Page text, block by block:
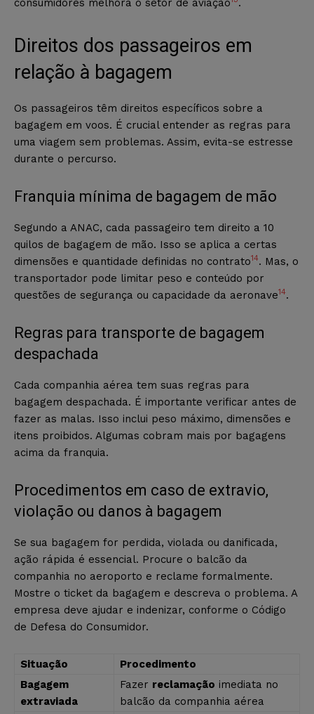
consumidores melhora o setor de aviação
.
Direitos dos passageiros em
relação à bagagem
Os passageiros têm direitos específicos sobre a
bagagem em voos. É crucial entender as regras para
uma viagem sem problemas. Assim, evita-se estresse
durante o percurso.
Franquia mínima de bagagem de mão
Segundo a ANAC, cada passageiro tem direito a 10
quilos de bagagem de mão. Isso se aplica a certas
dimensões e quantidade definidas no contrato14. Mas, o
transportador pode limitar peso e conteúdo por
questões de segurança ou capacidade da aeronave14.
Regras para transporte de bagagem
despachada
Cada companhia aérea tem suas regras para
bagagem despachada. É importante verificar antes de
fazer as malas. Isso inclui peso máximo, dimensões e
itens proibidos. Algumas cobram mais por bagagens
acima da franquia.
Procedimentos em caso de extravio,
violação ou danos à bagagem
Se sua bagagem for perdida, violada ou danificada,
ação rápida é essencial. Procure o balcão da
companhia no aeroporto e reclame formalmente.
Mostre o ticket da bagagem e descreva o problema. A
empresa deve ajudar e indenizar, conforme o Código
de Defesa do Consumidor.
Situação
Procedimento
Bagagem
extraviada
Fazer reclamação imediata no
balcão da companhia aérea